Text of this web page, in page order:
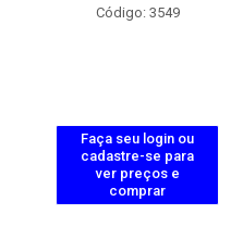
Código: 3549
Faça seu login ou
cadastre-se para
ver preços e
comprar